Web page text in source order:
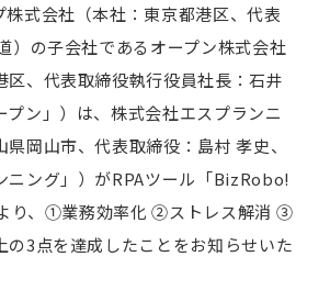
株式会社（本社：東京都港区、代表
）の子会社であるオープン株式会社
区、代表取締役執行役員社長：石井
プン」）は、株式会社エスプランニ
岡山市、代表取締役：島村 孝史、
ニング」）がRPAツール「BizRobo!
り、①業務効率化 ②ストレス解消 ③
の3点を達成したことをお知らせいた